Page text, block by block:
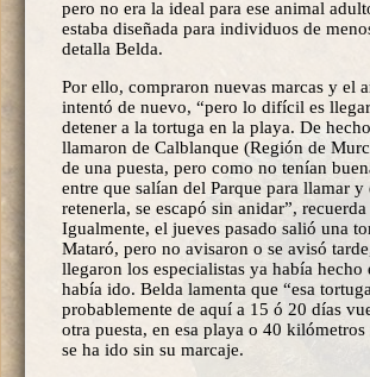
pero no era la ideal para ese animal
estaba diseñada para individuos de
detalla Belda.
Por ello, compraron nuevas marcas y el
intentó de nuevo, “pero lo difícil es
detener a la tortuga en la playa. De
llamaron de Calblanque (Región de
de una puesta, pero como no tenían
entre que salían del Parque para llamar y
retenerla, se escapó sin anidar”,
Igualmente, el jueves pasado salió una
Mataró, pero no avisaron o se avisó
llegaron los especialistas ya había hecho
había ido. Belda lamenta que “esa
probablemente de aquí a 15 ó 20 días
otra puesta, en esa playa o 40
se ha ido sin su marcaje.